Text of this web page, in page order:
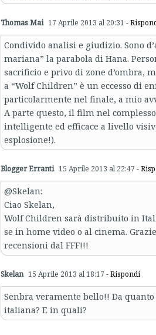
Thomas Mai 17 Aprile 2013 al 20:31 -
Condivido analisi e giudizio. Sono
mariana” la parabola di Hana.
sacrificio e privo di zone d’ombra,
a “Wolf Children” è un eccesso di
particolarmente nel finale, a mio
A parte questo, il film nel
intelligente ed efficace a livello
esplosione!).
Blogger Erranti 15 Aprile 2013 al 22:47 -
@Skelan:
Ciao Skelan,
Wolf Children sarà distribuito in
se in home video o al cinema.
recensioni dal FFF!!!
Skelan 15 Aprile 2013 al 18:17 - Rispondi
Senbra veramente bello!! Da
italiana? E in quali?